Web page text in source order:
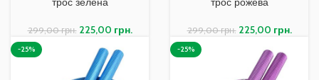
299,00грн. 225,00 грн. 299,00грн. 225,00 грн.
-25% -25%